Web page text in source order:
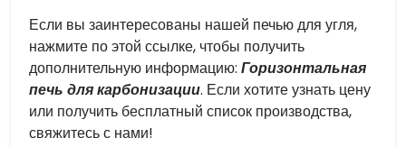
Если вы заинтересованы нашей печью для угля,
нажмите по этой ссылке, чтобы получить
дополнительную информацию: Горизонтальная
печь для карбонизации. Если хотите узнать цену
или получить бесплатный список производства,
свяжитесь с нами!